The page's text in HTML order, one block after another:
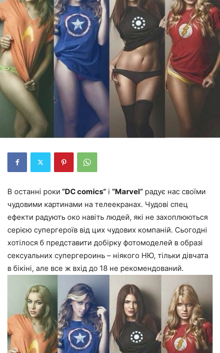
В останні роки “DC comics” і “Marvel” радує нас своїми
чудовими картинами на телеекранах. Чудові спец
ефекти радують око навіть людей, які не захоплюються
серією супергероїв від цих чудових компаній. Сьогодні
хотілося б представити добірку фотомоделей в образі
сексуальних супергероинь – ніякого НЮ, тільки дівчата
в бікіні, але все ж вхід до 18 не рекомендований.